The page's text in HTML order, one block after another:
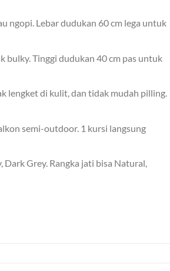
ngopi. Lebar dudukan 60 cm lega untuk
Tinggi dudukan 40 cm pas untuk
lengket di kulit, dan tidak mudah pilling.
semi-outdoor. 1 kursi langsung
Dark Grey. Rangka jati bisa Natural,